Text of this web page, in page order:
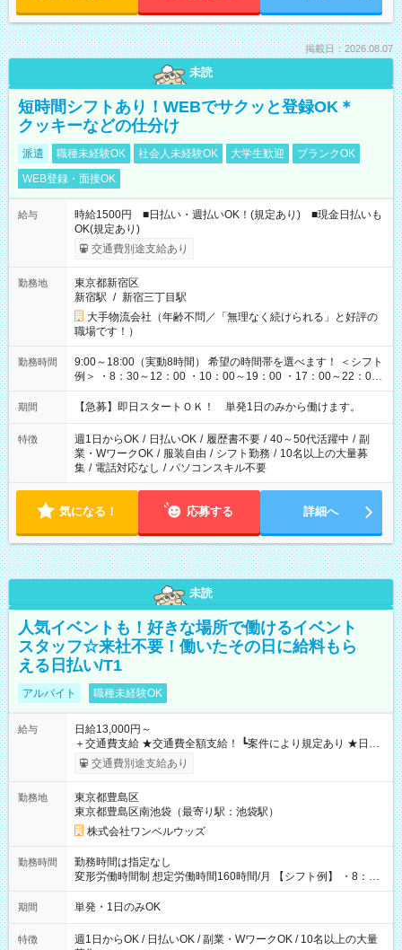
掲載日：2026.08.07
未読
短時間シフトあり！WEBでサクッと登録OK＊
クッキーなどの仕分け
派遣 職種未経験OK 社会人未経験OK 大学生歓迎
ブランクOK
WEB登録・面接OK
給与
時給1500円 ■日払い・週払いOK！(規定あり) ■現金日払いも
OK(規定あり)
交通費別途支給あり
勤務地
東京都新宿区
新宿駅 / 新宿三丁目駅
大手物流会社（年齢不問／「無理なく続けられる」と好評の
職場です！）
勤務時間
9:00～18:00（実動8時間） 希望の時間帯を選べます！ ＜シフト
例＞ ・8：30～12：00 ・10：00～19：00 ・17：00～22：00
・13：00～22：00 ・22：00～翌6：00 など
期間 【急募】即日スタートＯＫ！ 単発1日のみから働けます。
特徴 週1日からOK / 日払いOK / 履歴書不要 / 40～50代活躍中 / 副
業・WワークOK / 服装自由 / シフト勤務 / 10名以上の大量募
集 / 電話対応なし / パソコンスキル不要
気になる！ 応募する 詳細へ
未読
人気イベントも！好きな場所で働けるイベント
スタッフ☆来社不要！働いたその日に給料もら
える日払い/T1
アルバイト 職種未経験OK
給与
日給13,000円～
＋交通費支給 ★交通費全額支給！ ┗案件により規定あり ★日払
いOK！（規定あり） ┗働いたその日に現金GET♪ お仕事後はコ
ンビニATMから 日払い分を引き落とせます！ 【試用期間】試
交通費別途支給あり
勤務地
東京都豊島区
東京都豊島区南池袋（最寄り駅：池袋駅）
株式会社ワンベルウッズ
勤務時間
勤務時間は指定なし
変形労働時間制 想定労働時間160時間/月 【シフト例】 ・8：00
～21：00
期間 単発・1日のみOK
特徴
週1日からOK / 日払いOK / 副業・WワークOK / 10名以上の大量